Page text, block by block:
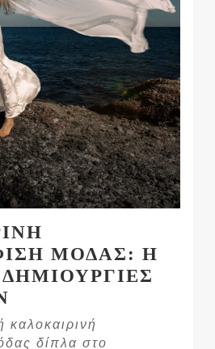
ΜΟΔΑΣ: Η
καλοκαιρινή
δίπλα στο